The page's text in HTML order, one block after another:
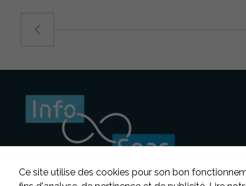
Ce site utilise des cookies pour son bon